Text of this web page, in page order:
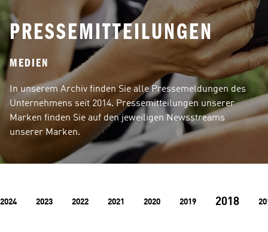
PRESSEMITTEILUNGEN
MEDIEN
In unserem Archiv finden Sie alle Pressemeldungen des
Unternehmens seit 2014. Pressemitteilungen unserer
Marken finden Sie auf den jeweiligen Newsstreams
unserer Marken.
2024 2023 2022 2021 2020 2019 2018